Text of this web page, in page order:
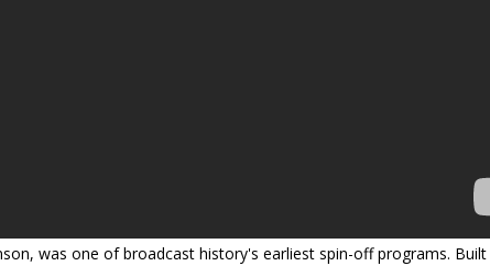
was one of broadcast history's earliest spin-off programs.